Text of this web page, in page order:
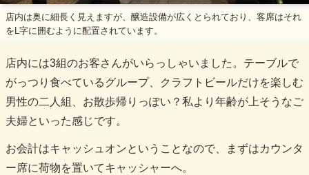
店内は奥に細長く見えますが、醸造設備が広くとられており、客席はそれ
をL字に囲むように配置されています。
店内には3組のお客さんがいらっしゃいました。テーブルで
がっつり食べているグループ、クラフトビールだけを楽しむ
男性の二人組、お散歩帰りっぽい？私より年齢が上そうなご
夫婦といった感じです。
お会計はキャッシュオンということなので、まずはカウンタ
ー席に荷物を置いてキャッシャーへ。